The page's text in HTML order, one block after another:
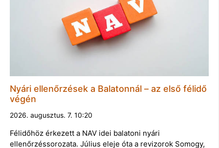
Nyári ellenőrzések a Balatonnál – az első félidő
végén
2026. augusztus. 7. 10:20
Félidőhöz érkezett a NAV idei balatoni nyári
ellenőrzéssorozata. Július eleje óta a revizorok Somogy,